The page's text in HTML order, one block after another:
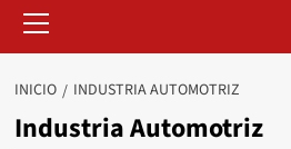
primario
INICIO INDUSTRIA AUTOMOTRIZ
Industria Automotriz